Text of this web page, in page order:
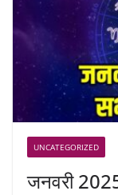
UNCATEGORIZED
जनवरी